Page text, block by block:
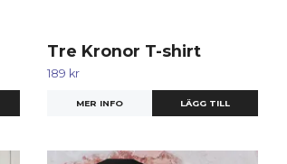
Tre Kronor T-shirt
189 kr
MER INFO LÄGG TILL